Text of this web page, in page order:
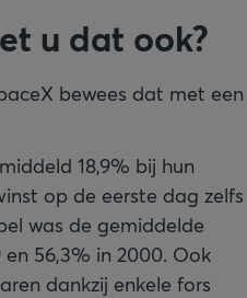
u dat ook?
bewees dat met een
18,9% bij hun
op de eerste dag zelfs
was de gemiddelde
56,3% in 2000. Ook
dankzij enkele fors